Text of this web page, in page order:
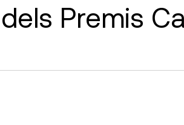
Premis